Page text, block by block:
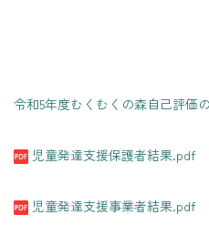
令和5年度むくむくの森自己評価
児童発達支援保護者結果.pdf
児童発達支援事業者結果.pdf